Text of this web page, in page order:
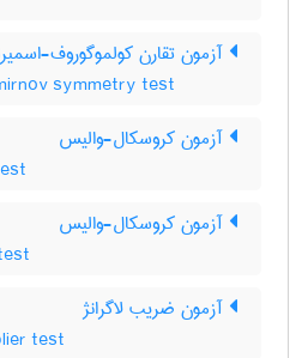
آزمون تقارن کولموگوروف-
symmetry test
آزمون کروسکال-والیس
آزمون کروسکال-والیس
آزمون ضریب لاگرانژ
test